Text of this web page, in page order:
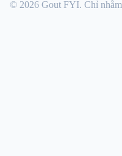
© 2026 Gout FYI. Chỉ